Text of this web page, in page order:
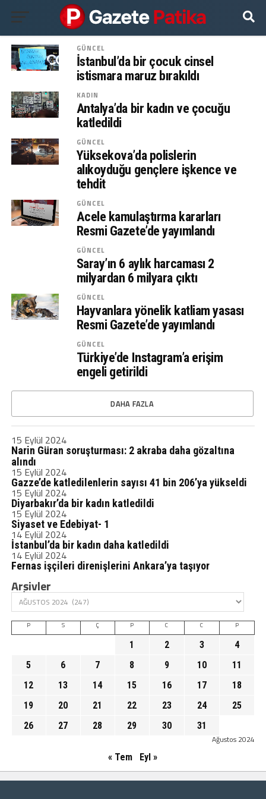
GÜNCEL
İstanbul’da bir çocuk cinsel
istismara maruz bırakıldı
KADIN
Antalya’da bir kadın ve çocuğu
katledildi
GÜNCEL
Yüksekova’da polislerin
alıkoyduğu gençlere işkence ve
tehdit
GÜNCEL
Acele kamulaştırma kararları
Resmi Gazete’de yayımlandı
GÜNCEL
Saray’ın 6 aylık harcaması 2
milyardan 6 milyara çıktı
GÜNCEL
Hayvanlara yönelik katliam yasası
Resmi Gazete’de yayımlandı
GÜNCEL
Türkiye’de Instagram’a erişim
engeli getirildi
DAHA FAZLA
15 Eylül 2024
Narin Güran soruşturması: 2 akraba daha gözaltına
alındı
15 Eylül 2024
Gazze’de katledilenlerin sayısı 41 bin 206’ya yükseldi
15 Eylül 2024
Diyarbakır’da bir kadın katledildi
15 Eylül 2024
Siyaset ve Edebiyat- 1
14 Eylül 2024
İstanbul’da bir kadın daha katledildi
14 Eylül 2024
Fernas işçileri direnişlerini Ankara’ya taşıyor
Arşivler
Ağustos 2024
P S Ç P C C P
1 2 3
4
5
6 7 8 9 10
11
12
13 14 15 16 17
18
19
20 21 22 23 24
25
26
27 28 29 30 31
« Tem Eyl »